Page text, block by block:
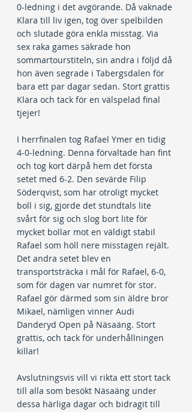
0-ledning i det avgörande. Då vaknade
Klara till liv igen, tog över spelbilden
och slutade göra enkla misstag. Via
sex raka games säkrade hon
sommartourstiteln, sin andra i följd då
hon även segrade i Tabergsdalen för
bara ett par dagar sedan. Stort grattis
Klara och tack för en välspelad final
tjejer!
I herrfinalen tog Rafael Ymer en tidig
4-0-ledning. Denna förvaltade han fint
och tog kort därpå hem det första
setet med 6-2. Den sevärde Filip
Söderqvist, som har otroligt mycket
boll i sig, gjorde det stundtals lite
svårt för sig och slog bort lite för
mycket bollar mot en väldigt stabil
Rafael som höll nere misstagen rejält.
Det andra setet blev en
transportsträcka i mål för Rafael, 6-0,
som för dagen var numret för stor.
Rafael gör därmed som sin äldre bror
Mikael, nämligen vinner Audi
Danderyd Open på Näsaäng. Stort
grattis, och tack för underhållningen
killar!
Avslutningsvis vill vi rikta ett stort tack
till alla som besökt Näsaäng under
dessa härliga dagar och bidragit till